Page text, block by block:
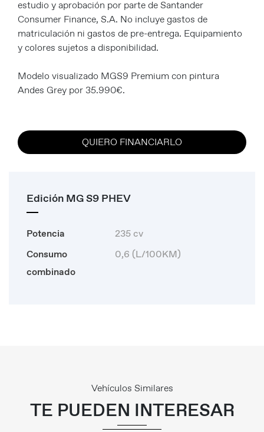
estudio y aprobación por parte de Santander
Consumer Finance, S.A. No incluye gastos de
matriculación ni gastos de pre-entrega. Equipamiento
y colores sujetos a disponibilidad.
Modelo visualizado MGS9 Premium con pintura
Andes Grey por 35.990€.
QUIERO FINANCIARLO
Edición MG S9 PHEV
Potencia
235 cv
Consumo
combinado
0,6 (L/100KM)
Vehículos Similares
TE PUEDEN INTERESAR